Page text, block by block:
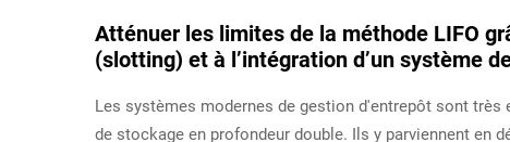
Atténuer les limites de la méthode LIFO
(slotting) et à l’intégration d’un système
Les systèmes modernes de gestion d'entrepôt sont
de stockage en profondeur double. Ils y parviennent en